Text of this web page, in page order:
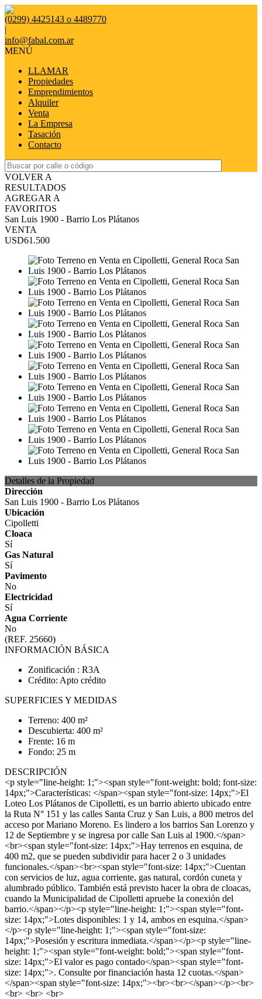
(0299) 4425143 o 4489770
|
info@fabal.com.ar
MENÚ
LLAMAR
Propiedades
Emprendimientos
Alquiler
Venta
La Empresa
Tasación
Contacto
VOLVER A
RESULTADOS
AGREGAR A
FAVORITOS
San Luis 1900 - Barrio Los Plátanos
VENTA
USD61.500
Detalles de la Propiedad
Dirección
San Luis 1900 - Barrio Los Plátanos
Ubicación
Cipolletti
Cloaca
Sí
Gas Natural
Sí
Pavimento
No
Electricidad
Sí
Agua Corriente
No
(REF. 25660)
INFORMACIÓN BÁSICA
Zonificación : R3A
Crédito: Apto crédito
SUPERFICIES Y MEDIDAS
Terreno: 400 m²
Descubierta: 400 m²
Frente: 16 m
Fondo: 25 m
DESCRIPCIÓN
<p style="line-height: 1;"><span style="font-weight: bold; font-size:
14px;">Características: </span><span style="font-size: 14px;">El
Loteo Los Plátanos de Cipolletti, es un barrio abierto ubicado entre
la Ruta N° 151 y las calles Santa Cruz y San Luis, a 800 metros del
acceso por Mariano Moreno. Es lindero a los barrios San Lorenzo y
12 de Septiembre y se ingresa por calle San Luis al 1900.</span>
<br><span style="font-size: 14px;">Hay terrenos en esquina, de
400 m2, que se pueden subdividir para hacer 2 o 3 unidades
funcionales.</span><br><span style="font-size: 14px;">Cuentan
con servicios de luz, agua corriente, gas natural, cordón cuneta y
alumbrado público. También está previsto hacer la obra de cloacas,
cuando la Municipalidad de Cipolletti apruebe la conexión del
barrio.</span></p><p style="line-height: 1;"><span style="font-
size: 14px;">Lotes disponibles: 1 y 14, ambos en esquina.</span>
</p><p style="line-height: 1;"><span style="font-size:
14px;">Posesión y escritura inmediata.</span></p><p style="line-
height: 1;"><span style="font-weight: bold;"><span style="font-
size: 14px;">El valor es pago contado</span><span style="font-
size: 14px;">. Consulte por financiación hasta 12 cuotas.</span>
</span><span style="font-size: 14px;"><br><br></span></p><br>
<br> <br> <br>